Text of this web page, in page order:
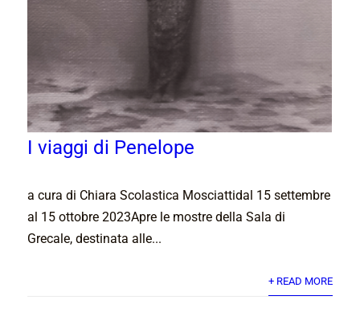
I viaggi di Penelope
a cura di Chiara Scolastica Mosciattidal 15 settembre
al 15 ottobre 2023Apre le mostre della Sala di
Grecale, destinata alle...
+ READ MORE